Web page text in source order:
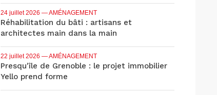
24 juillet 2026 — AMÉNAGEMENT
Réhabilitation du bâti : artisans et
architectes main dans la main
22 juillet 2026 — AMÉNAGEMENT
Presqu'île de Grenoble : le projet immobilier
Yello prend forme